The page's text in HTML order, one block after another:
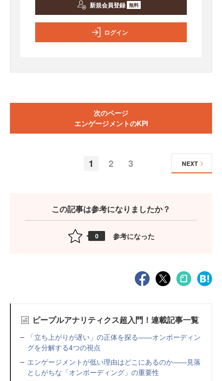
新規会員登録 無料
ログイン
次のページ
エンゲージメントのKPI
1 2 3 NEXT
この記事は参考になりましたか？
0 参考になった
ピープルアナリティクス超入門！連載記事一覧
「立ち上がりが遅い」の正体を探る——オンボーディン
グを分解する4つの視点
エンゲージメントが低い理由はどこにあるのか——見落
としがちな「オンボーディング」の重要性